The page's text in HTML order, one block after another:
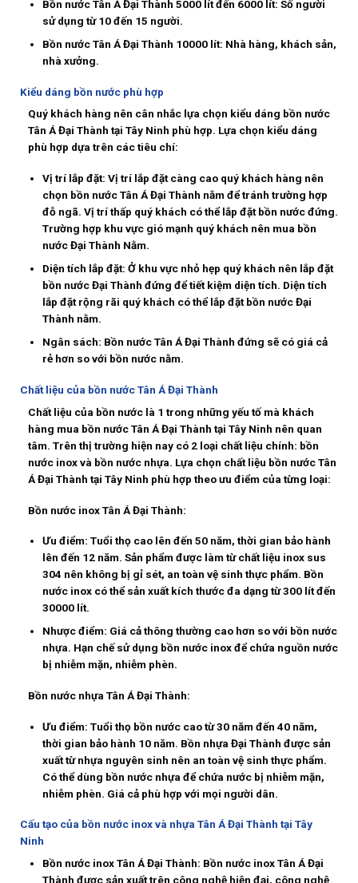
Bồn nước Tân Á Đại Thành 5000 lít đến 6000 lít: Số người
sử dụng từ 10 đến 15 người.
Bồn nước Tân Á Đại Thành 10000 lít: Nhà hàng, khách sản,
nhà xưởng.
Kiểu dáng bồn nước phù hợp
Quý khách hàng nên cân nhắc lựa chọn kiểu dáng bồn nước
Tân Á Đại Thành tại Tây Ninh phù hợp. Lựa chọn kiểu dáng
phù hợp dựa trên các tiêu chí:
Vị trí lắp đặt: Vị trí lắp đặt càng cao quý khách hàng nên
chọn bồn nước Tân Á Đại Thành nằm để tránh trường hợp
đỗ ngã. Vị trí thấp quý khách có thể lắp đặt bồn nước đứng.
Trường hợp khu vực gió mạnh quý khách nên mua bồn
nước Đại Thành Nằm.
Diện tích lắp đặt: Ở khu vực nhỏ hẹp quý khách nên lắp đặt
bồn nước Đại Thành đứng để tiết kiệm diện tích. Diện tích
lắp đặt rộng rãi quý khách có thể lắp đặt bồn nước Đại
Thành nằm.
Ngân sách: Bồn nước Tân Á Đại Thành đứng sẽ có giá cả
rẻ hơn so với bồn nước nằm.
Chất liệu của bồn nước Tân Á Đại Thành
Chất liệu của bồn nước là 1 trong những yếu tố mà khách
hàng mua bồn nước Tân Á Đại Thành tại Tây Ninh nên quan
tâm. Trên thị trường hiện nay có 2 loại chất liệu chính: bồn
nước inox và bồn nước nhựa. Lựa chọn chất liệu bồn nước Tân
Á Đại Thành tại Tây Ninh phù hợp theo ưu điểm của từng loại:
Bồn nước inox Tân Á Đại Thành:
Ưu điểm: Tuổi thọ cao lên đến 50 năm, thời gian bảo hành
lên đến 12 năm. Sản phẩm được làm từ chất liệu inox sus
304 nên không bị gỉ sét, an toàn vệ sinh thực phẩm. Bồn
nước inox có thể sản xuất kích thước đa dạng từ 300 lít đến
30000 lít.
Nhược điểm: Giá cả thông thường cao hơn so với bồn nước
nhựa. Hạn chế sử dụng bồn nước inox để chứa nguồn nước
bị nhiễm mặn, nhiễm phèn.
Bồn nước nhựa Tân Á Đại Thành:
Ưu điểm: Tuổi thọ bồn nước cao từ 30 năm đến 40 năm,
thời gian bảo hành 10 năm. Bồn nhựa Đại Thành được sản
xuất từ nhựa nguyên sinh nên an toàn vệ sinh thực phẩm.
Có thể dùng bồn nước nhựa để chứa nước bị nhiễm mặn,
nhiễm phèn. Giá cả phù hợp với mọi người dân.
Cấu tạo của bồn nước inox và nhựa Tân Á Đại Thành tại Tây
Ninh
Bồn nước inox Tân Á Đại Thành: Bồn nước inox Tân Á Đại
Thành được sản xuất trên công nghệ hiện đại, công nghệ